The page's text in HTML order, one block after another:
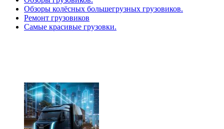
Обзоры колёсных большегрузных грузовиков.
Ремонт грузовиков
Самые красивые грузовки.